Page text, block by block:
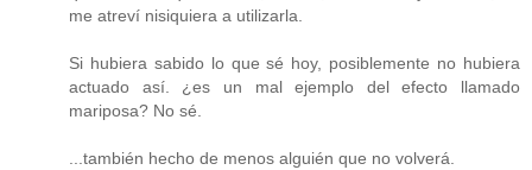
me atreví nisiquiera a utilizarla.
Si hubiera sabido lo que sé hoy, posiblemente no hubiera
actuado así. ¿es un mal ejemplo del efecto llamado
mariposa? No sé.
...también hecho de menos alguién que no volverá.